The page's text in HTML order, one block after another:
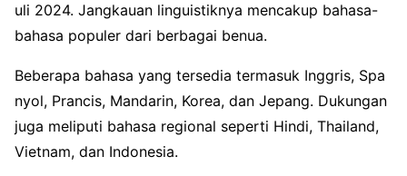
uli 2024. Jangkauan linguistiknya mencakup bahasa-
bahasa populer dari berbagai benua.
Beberapa bahasa yang tersedia termasuk Inggris, Spa
nyol, Prancis, Mandarin, Korea, dan Jepang. Dukungan
juga meliputi bahasa regional seperti Hindi, Thailand,
Vietnam, dan Indonesia.